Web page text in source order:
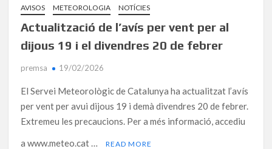
AVISOS METEOROLOGIA NOTÍCIES
Actualització de l’avís per vent per al
dijous 19 i el divendres 20 de febrer
premsa 19/02/2026
El Servei Meteorològic de Catalunya ha actualitzat l’avís
per vent per avui dijous 19 i demà divendres 20 de febrer.
Extremeu les precaucions. Per a més informació, accediu
a www.meteo.cat …
READ MORE